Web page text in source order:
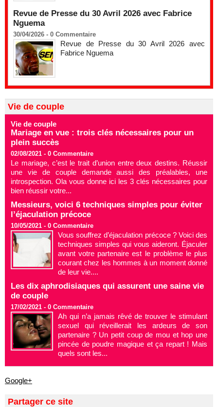
Revue de Presse du 30 Avril 2026 avec Fabrice
Nguema
30/04/2026 - 0 Commentaire
Revue de Presse du 30 Avril 2026 avec
Fabrice Nguema
Vie de couple
Vie de couple
Mariage en vue : trois clés nécessaires pour un
plein succès
02/08/2021 - 0 Commentaire
Le mariage, c’est le trait d’union entre deux destins. Réussir
une vie de couple demande aussi des préalables, une
introspection. Ola vous donne ici les 3 clés nécessaires pour
bien réussir votre...
Messieurs, voici 6 techniques simples pour éviter
l’éjaculation précoce
10/05/2021 - 0 Commentaire
Vous souffrez d’éjaculation précoce ? Voici des
techniques simples qui vous aideront. Éjaculer
avant votre partenaire est le problème le plus
courant chez les hommes à un moment donné
de leur vie....
Les dix aphrodisiaques qui assurent une saine vie
de couple
17/02/2021 - 0 Commentaire
Ah qui n’a jamais rêvé de trouver le stimulant
sexuel qui réveillerait les ardeurs de son
partenaire ? Un petit coup de mou et hop une
pincée de poudre magique et ça repart ! Mais
quels sont les...
Google+
Partager ce site